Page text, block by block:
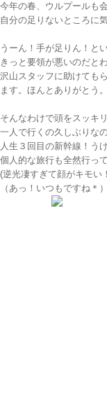
今年の春、ウルプールも
自分の足りないところに
うーん！手が足りん！と
きっと要領が悪いのだと
沢山スタッフに助けても
ます。ほんとありがとう。
そんなわけで頭をスッキ
一人で行くの久しぶりな
人生３回目の新幹線！う
個人的な旅行も全然行っ
(逆光凄すぎて顔がキモい
（あっ！いつもですね＊）